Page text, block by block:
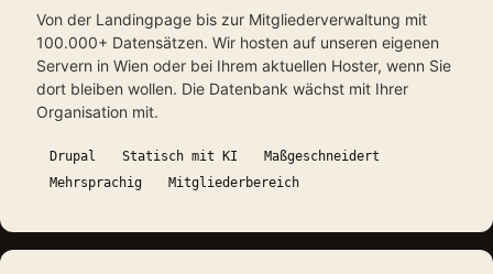
Von der Landingpage bis zur Mitgliederverwaltung mit
100.000+ Datensätzen. Wir hosten auf unseren eigenen
Servern in Wien oder bei Ihrem aktuellen Hoster, wenn Sie
dort bleiben wollen. Die Datenbank wächst mit Ihrer
Organisation mit.
Drupal Statisch mit KI
Maßgeschneidert
Mehrsprachig
Mitgliederbereich